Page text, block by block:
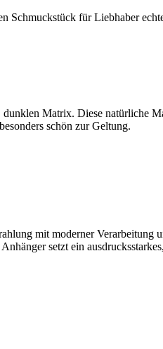
Schmuckstück für Liebhaber
Matrix. Diese natürliche
schön zur Geltung.
mit moderner Verarbeitung
setzt ein